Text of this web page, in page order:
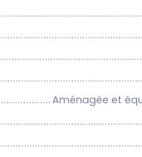
Aménagée et